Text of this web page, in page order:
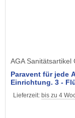
AGA Sanitätsartikel
Paravent für jede
Einrichtung. 3 -
Lieferzeit: bis zu 4